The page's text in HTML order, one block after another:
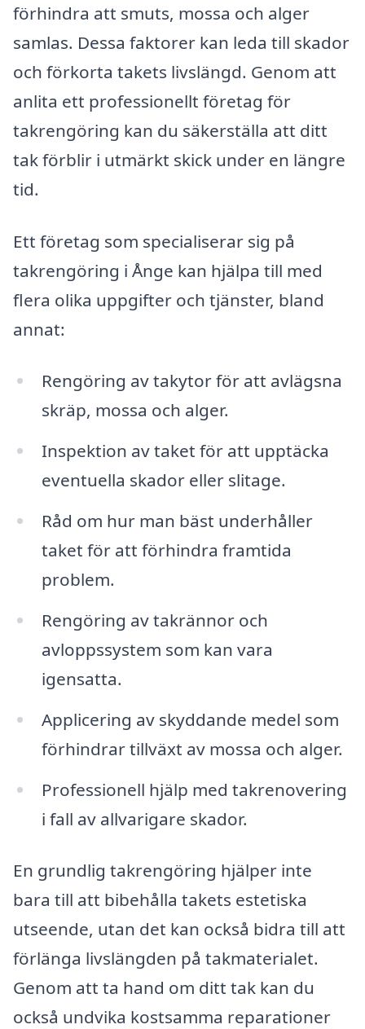
förhindra att smuts, mossa och alger
samlas. Dessa faktorer kan leda till skador
och förkorta takets livslängd. Genom att
anlita ett professionellt företag för
takrengöring kan du säkerställa att ditt
tak förblir i utmärkt skick under en längre
tid.
Ett företag som specialiserar sig på
takrengöring i Ånge kan hjälpa till med
flera olika uppgifter och tjänster, bland
annat:
Rengöring av takytor för att avlägsna
skräp, mossa och alger.
Inspektion av taket för att upptäcka
eventuella skador eller slitage.
Råd om hur man bäst underhåller
taket för att förhindra framtida
problem.
Rengöring av takrännor och
avloppssystem som kan vara
igensatta.
Applicering av skyddande medel som
förhindrar tillväxt av mossa och alger.
Professionell hjälp med takrenovering
i fall av allvarigare skador.
En grundlig takrengöring hjälper inte
bara till att bibehålla takets estetiska
utseende, utan det kan också bidra till att
förlänga livslängden på takmaterialet.
Genom att ta hand om ditt tak kan du
också undvika kostsamma reparationer